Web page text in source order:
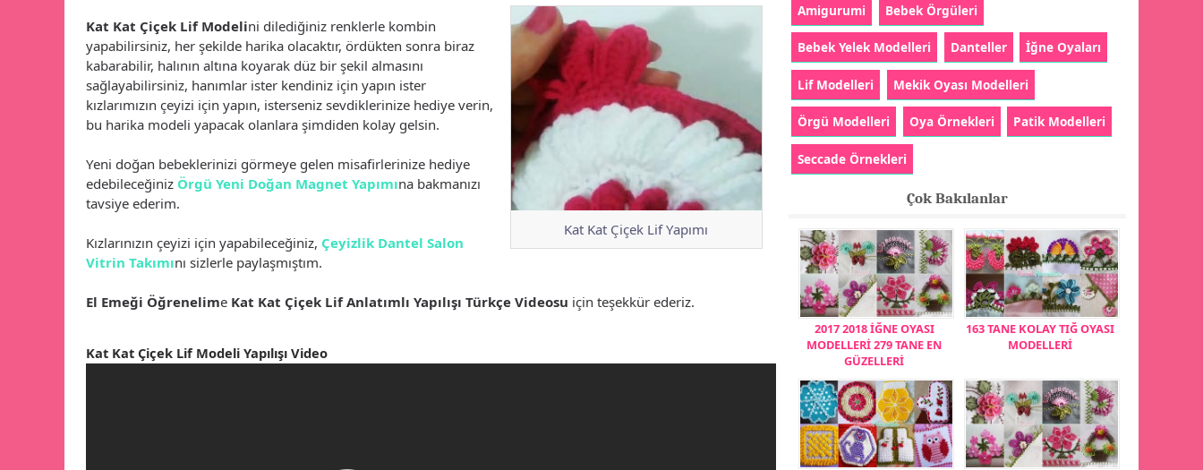
Kat Kat Çiçek Lif Yapımı
Kat Kat Çiçek Lif Modelini dilediğiniz renklerle kombin
yapabilirsiniz, her şekilde harika olacaktır, ördükten sonra biraz
kabarabilir, halının altına koyarak düz bir şekil almasını
sağlayabilirsiniz, hanımlar ister kendiniz için yapın ister
kızlarımızın çeyizi için yapın, isterseniz sevdiklerinize hediye verin,
bu harika modeli yapacak olanlara şimdiden kolay gelsin.
Yeni doğan bebeklerinizi görmeye gelen misafirlerinize hediye
edebileceğiniz Örgü Yeni Doğan Magnet Yapımına bakmanızı
tavsiye ederim.
Kızlarınızın çeyizi için yapabileceğiniz, Çeyizlik Dantel Salon
Vitrin Takımını sizlerle paylaşmıştım.
El Emeği Öğrenelime Kat Kat Çiçek Lif Anlatımlı Yapılışı Türkçe Videosu için teşekkür ederiz.
Kat Kat Çiçek Lif Modeli Yapılışı Video
Amigurumi Bebek Örgüleri
Bebek Yelek Modelleri Danteller İğne Oyaları
Lif Modelleri Mekik Oyası Modelleri
Örgü Modelleri Oya Örnekleri Patik Modelleri
Seccade Örnekleri
Çok Bakılanlar
2017 2018 İĞNE OYASI
MODELLERİ 279 TANE EN
GÜZELLERİ
163 TANE KOLAY TIĞ OYASI
MODELLERİ